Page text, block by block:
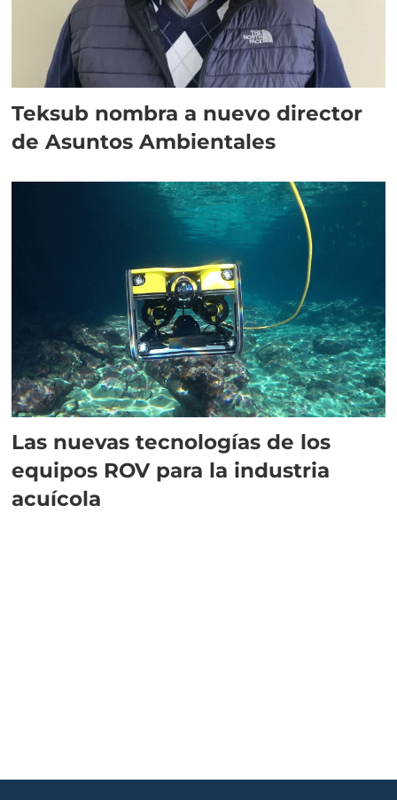
Teksub nombra a nuevo director
de Asuntos Ambientales
Las nuevas tecnologías de los
equipos ROV para la industria
acuícola